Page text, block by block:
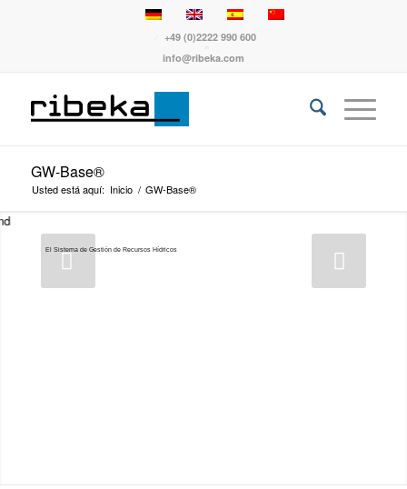
+49 (0)2222 990 600
info@ribeka.com
GW-Base®
Usted está aquí: Inicio / GW-Base®
El Sistema de Gestión de Recursos Hídricos